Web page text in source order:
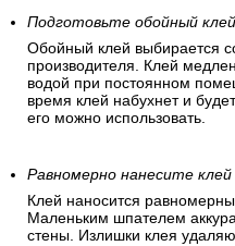
Подготовьте обойный клей
Обойный клей выбирается
производителя. Клей
водой при постоянном
время клей набухнет и
его можно использовать.
Равномерно нанесите клей
Клей наносится
Маленьким шпателем
стены. Излишки клея